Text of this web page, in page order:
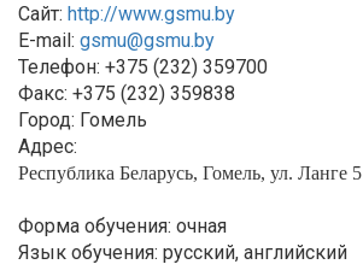
Сайт: http://www.gsmu.by
E-mail: gsmu@gsmu.by
Телефон: +375 (232) 359700
Факс: +375 (232) 359838
Город: Гомель
Адрес:
Республика Беларусь, Гомель, ул. Ланге 5
Форма обучения: очная
Язык обучения: русский, английский